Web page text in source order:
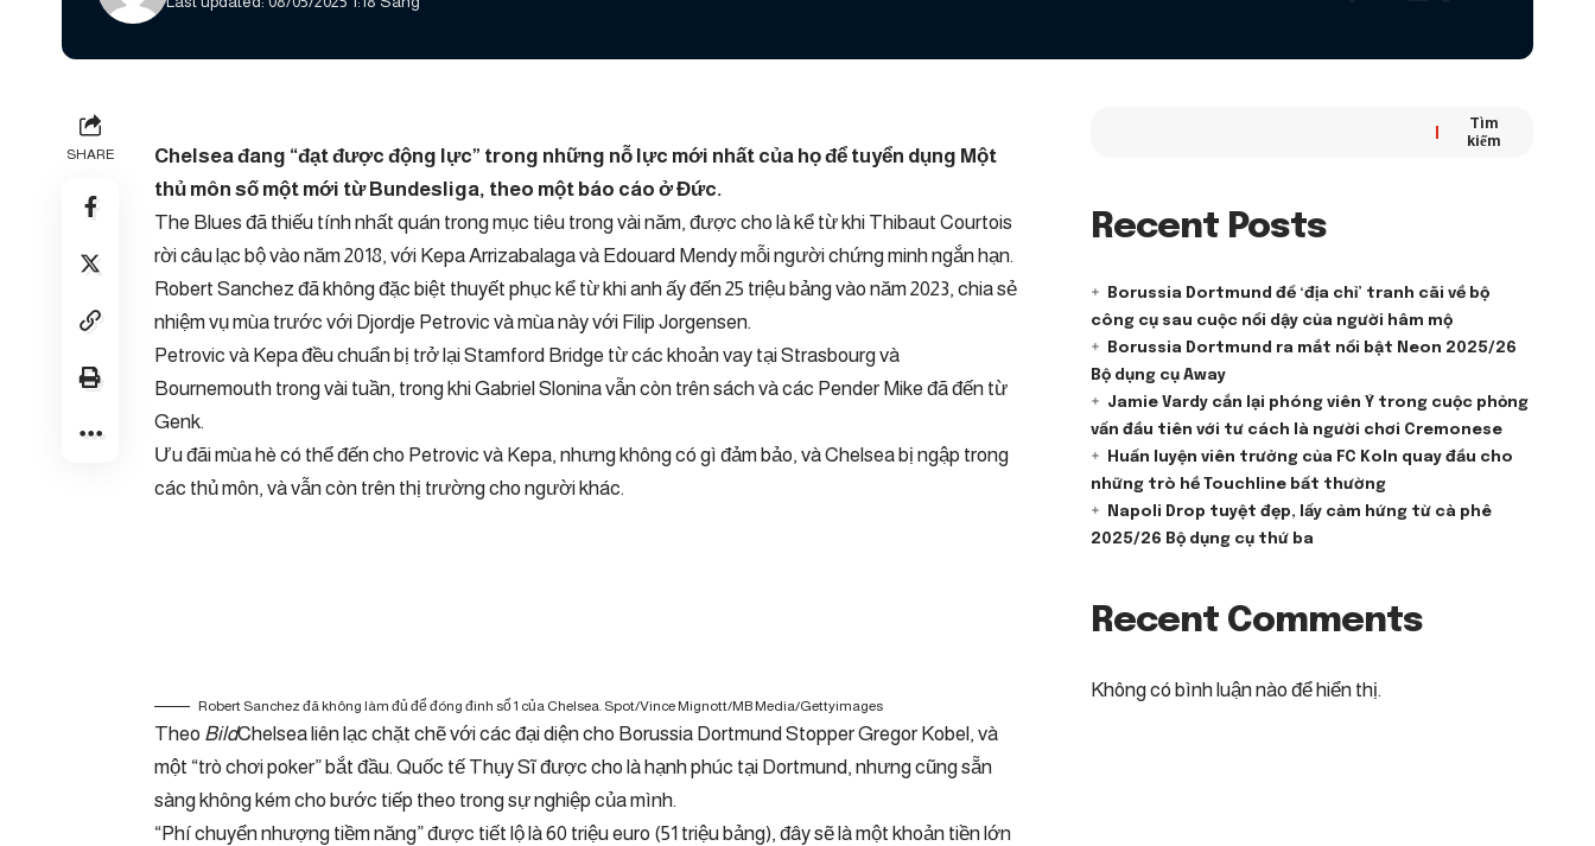
SHARE Chelsea đang “đạt được động lực” trong những nỗ lực mới nhất của họ để tuyển dụng Một
thủ môn số một mới từ Bundesliga, theo một báo cáo ở Đức.
The Blues đã thiếu tính nhất quán trong mục tiêu trong vài năm, được cho là kể từ khi Thibaut Courtois
rời câu lạc bộ vào năm 2018, với Kepa Arrizabalaga và Edouard Mendy mỗi người chứng minh ngắn hạn.
Robert Sanchez đã không đặc biệt thuyết phục kể từ khi anh ấy đến 25 triệu bảng vào năm 2023, chia sẻ
nhiệm vụ mùa trước với Djordje Petrovic và mùa này với Filip Jorgensen.
Petrovic và Kepa đều chuẩn bị trở lại Stamford Bridge từ các khoản vay tại Strasbourg và
Bournemouth trong vài tuần, trong khi Gabriel Slonina vẫn còn trên sách và các Pender Mike đã đến từ
Genk.
Ưu đãi mùa hè có thể đến cho Petrovic và Kepa, nhưng không có gì đảm bảo, và Chelsea bị ngập trong
các thủ môn, và vẫn còn trên thị trường cho người khác.
Robert Sanchez đã không làm đủ để đóng đinh số 1 của Chelsea. Spot/Vince Mignott/MB Media/Gettyimages
Theo BildChelsea liên lạc chặt chẽ với các đại diện cho Borussia Dortmund Stopper Gregor Kobel, và
một “trò chơi poker” bắt đầu. Quốc tế Thụy Sĩ được cho là hạnh phúc tại Dortmund, nhưng cũng sẵn
sàng không kém cho bước tiếp theo trong sự nghiệp của mình.
“Phí chuyển nhượng tiềm năng” được tiết lộ là 60 triệu euro (51 triệu bảng), đây sẽ là một khoản tiền lớn
Tìm
kiếm
Recent Posts
Borussia Dortmund để ‘địa chỉ’ tranh cãi về bộ
công cụ sau cuộc nổi dậy của người hâm mộ
Borussia Dortmund ra mắt nổi bật Neon 2025/26
Bộ dụng cụ Away
Jamie Vardy cắn lại phóng viên Ý trong cuộc phỏng
vấn đầu tiên với tư cách là người chơi Cremonese
Huấn luyện viên trưởng của FC Koln quay đầu cho
những trò hề Touchline bất thường
Napoli Drop tuyệt đẹp, lấy cảm hứng từ cà phê
2025/26 Bộ dụng cụ thứ ba
Recent Comments
Không có bình luận nào để hiển thị.